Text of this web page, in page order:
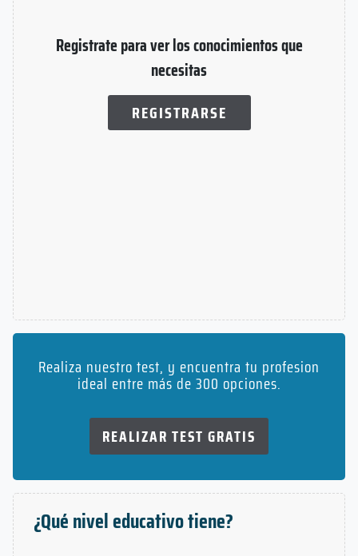
Registrate para ver los conocimientos que
necesitas
REGISTRARSE
Realiza nuestro test, y encuentra tu profesion
ideal entre más de 300 opciones.
REALIZAR TEST GRATIS
¿Qué nivel educativo tiene?